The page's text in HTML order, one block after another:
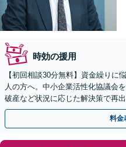
時効の援用
【初回相談30分無料】資金繰りに
人の方へ。中小企業活性化協議会
破産など状況に応じた解決策で再
やすい雰囲気の事務所です【伏見
料金